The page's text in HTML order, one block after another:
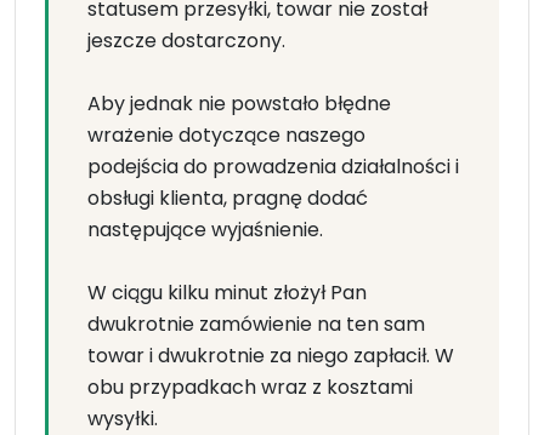
statusem przesyłki, towar nie został
jeszcze dostarczony.
Aby jednak nie powstało błędne
wrażenie dotyczące naszego
podejścia do prowadzenia działalności i
obsługi klienta, pragnę dodać
następujące wyjaśnienie.
W ciągu kilku minut złożył Pan
dwukrotnie zamówienie na ten sam
towar i dwukrotnie za niego zapłacił. W
obu przypadkach wraz z kosztami
wysyłki.